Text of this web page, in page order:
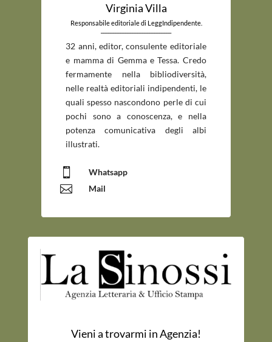
Virginia Villa
Responsabile editoriale di LeggIndipendente.
32 anni, editor, consulente editoriale
e mamma di Gemma e Tessa. Credo
fermamente nella bibliodiversità,
nelle realtà editoriali indipendenti, le
quali spesso nascondono perle di cui
pochi sono a conoscenza, e nella
potenza comunicativa degli albi
illustrati.
 Whatsapp
 Mail
Vieni a trovarmi in Agenzia!